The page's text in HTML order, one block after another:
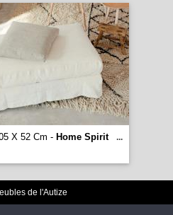
X 52 Cm - Home Spirit
...
de l'Autize